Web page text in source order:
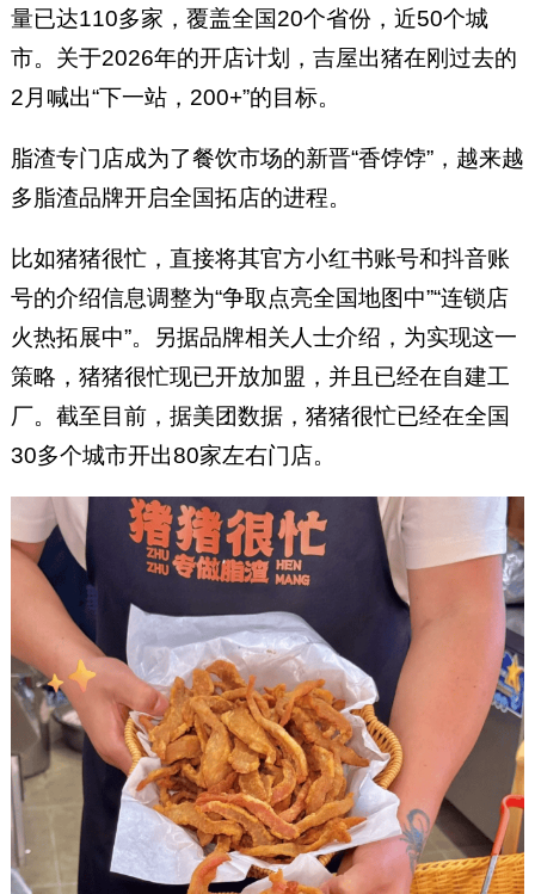
量已达110多家，覆盖全国20个省份，近50个城
市。关于2026年的开店计划，吉屋出猪在刚过去的
2月喊出“下一站，200+”的目标。
脂渣专门店成为了餐饮市场的新晋“香饽饽”，越来越
多脂渣品牌开启全国拓店的进程。
比如猪猪很忙，直接将其官方小红书账号和抖音账
号的介绍信息调整为“争取点亮全国地图中”“连锁店
火热拓展中”。另据品牌相关人士介绍，为实现这一
策略，猪猪很忙现已开放加盟，并且已经在自建工
厂。截至目前，据美团数据，猪猪很忙已经在全国
30多个城市开出80家左右门店。